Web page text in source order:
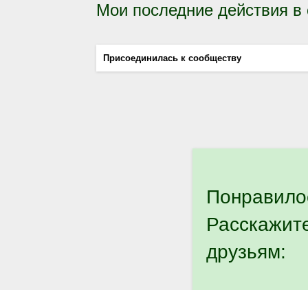
Мои последние действия
Присоединилась к сообществу
друзьям: